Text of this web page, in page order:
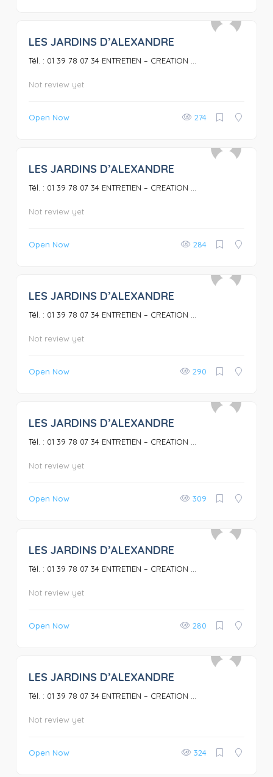
LES JARDINS D’ALEXANDRE
Tél. : 01 39 78 07 34 ENTRETIEN – CREATION ...
Not review yet
Open Now 274
LES JARDINS D’ALEXANDRE
Tél. : 01 39 78 07 34 ENTRETIEN – CREATION ...
Not review yet
Open Now 284
LES JARDINS D’ALEXANDRE
Tél. : 01 39 78 07 34 ENTRETIEN – CREATION ...
Not review yet
Open Now 290
LES JARDINS D’ALEXANDRE
Tél. : 01 39 78 07 34 ENTRETIEN – CREATION ...
Not review yet
Open Now 309
LES JARDINS D’ALEXANDRE
Tél. : 01 39 78 07 34 ENTRETIEN – CREATION ...
Not review yet
Open Now 280
LES JARDINS D’ALEXANDRE
Tél. : 01 39 78 07 34 ENTRETIEN – CREATION ...
Not review yet
Open Now 324